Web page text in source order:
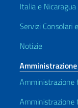
Italia e Nicaragua
Servizi Consolari
Notizie
Amministrazione